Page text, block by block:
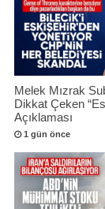
Melek Mızrak
Dikkat Çeken
Açıklaması
1 gün önce